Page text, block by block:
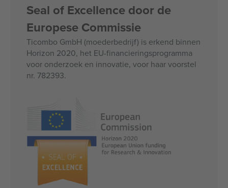
Seal of Excellence door de
Europese Commissie
Ticombo GmbH (moederbedrijf) is erkend binnen
Horizon 2020, het EU-financieringsprogramma
voor onderzoek en innovatie, voor haar voorstel
nr. 782393.